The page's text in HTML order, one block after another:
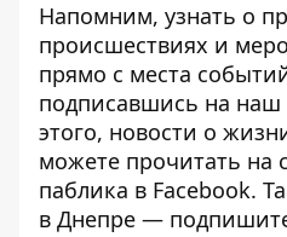
Напомним, узнать о
происшествиях и
прямо с места
подписавшись на наш
этого, новости о
можете прочитать на
паблика в Facebook.
в Днепре —